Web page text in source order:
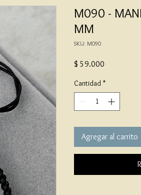
M090 -
MM
SKU: M090
$ 59.000
Cantidad *
Agregar al carrito